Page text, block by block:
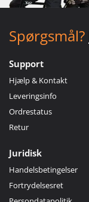
Spørgsmål?
Support
Hjælp & Kontakt
Leveringsinfo
Ordrestatus
Retur
Juridisk
Handelsbetingelser
Fortrydelsesret